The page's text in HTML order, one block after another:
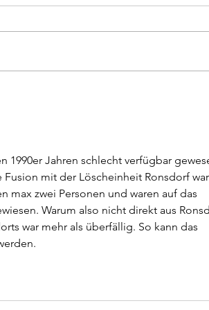
Jahren schlecht verfügbar
mit der Löscheinheit Ronsdorf war
max zwei Personen und waren auf das
Warum also nicht direkt aus
war mehr als überfällig. So kann das